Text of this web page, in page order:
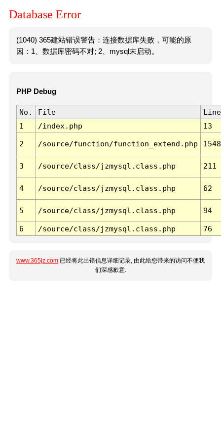
Database Error
(1040) 365建站错误警告：连接数据库失败，可能的原
因：1、数据库密码不对; 2、mysql未启动。
PHP Debug
No. File
Line
1
/index.php 13
2 /source/function/function_extend.php 1548
3 /source/class/jzmysql.class.php 211
4 /source/class/jzmysql.class.php 62
5 /source/class/jzmysql.class.php 94
6 /source/class/jzmysql.class.php 76
www.365jz.com 已经将此出错信息详细记录, 由此给您带来的访问不便我
们深感歉意.